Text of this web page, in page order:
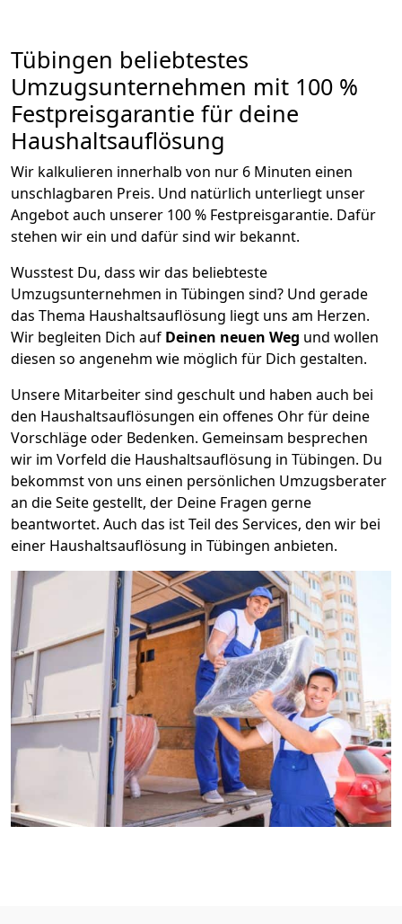
Tübingen beliebtestes
Umzugsunternehmen mit 100 %
Festpreisgarantie für deine
Haushaltsauflösung
Wir kalkulieren innerhalb von nur 6 Minuten einen
unschlagbaren Preis. Und natürlich unterliegt unser
Angebot auch unserer 100 % Festpreisgarantie. Dafür
stehen wir ein und dafür sind wir bekannt.
Wusstest Du, dass wir das beliebteste
Umzugsunternehmen in Tübingen sind? Und gerade
das Thema Haushaltsauflösung liegt uns am Herzen.
Wir begleiten Dich auf Deinen neuen Weg und wollen
diesen so angenehm wie möglich für Dich gestalten.
Unsere Mitarbeiter sind geschult und haben auch bei
den Haushaltsauflösungen ein offenes Ohr für deine
Vorschläge oder Bedenken. Gemeinsam besprechen
wir im Vorfeld die Haushaltsauflösung in Tübingen. Du
bekommst von uns einen persönlichen Umzugsberater
an die Seite gestellt, der Deine Fragen gerne
beantwortet. Auch das ist Teil des Services, den wir bei
einer Haushaltsauflösung in Tübingen anbieten.